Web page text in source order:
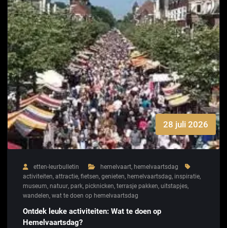
28 juli 2026
etten-leurbulletin hemelvaart, hemelvaartsdag
activiteiten, attractie, fietsen, genieten, hemelvaartsdag, inspiratie,
museum, natuur, park, picknicken, terrasje pakken, uitstapjes,
wandelen, wat te doen op hemelvaartsdag
Ontdek leuke activiteiten: Wat te doen op
Hemelvaartsdag?